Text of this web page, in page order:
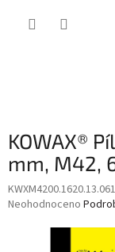
KOWAX®
mm, M42,
Průměrné
Neohodnoceno